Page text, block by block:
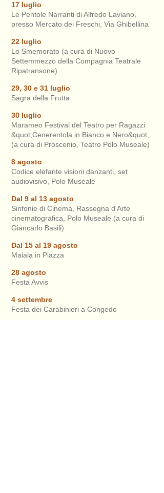
17 luglio
Le Pentole Narranti di Alfredo Laviano,
presso Mercato dei Freschi, Via Ghibellina
22 luglio
Lo Smemorato (a cura di Nuovo
Settemmezzo della Compagnia Teatrale
Ripatransone)
29, 30 e 31 luglio
Sagra della Frutta
30 luglio
Marameo Festival del Teatro per Ragazzi
&quot;Cenerentola in Bianco e Nero&quot;
(a cura di Proscenio, Teatro Polo Museale)
8 agosto
Codice elefante visioni danzanti, set
audiovisivo, Polo Museale
Dal 9 al 13 agosto
Sinfonie di Cinema, Rassegna d'Arte
cinematografica, Polo Museale (a cura di
Giancarlo Basili)
Dal 15 al 19 agosto
Maiala in Piazza
28 agosto
Festa Avvis
4 settembre
Festa dei Carabinieri a Congedo